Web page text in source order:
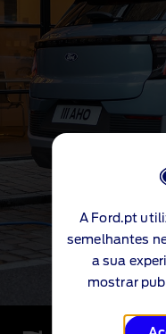
A Ford.pt
semelhantes
a sua
mostrar